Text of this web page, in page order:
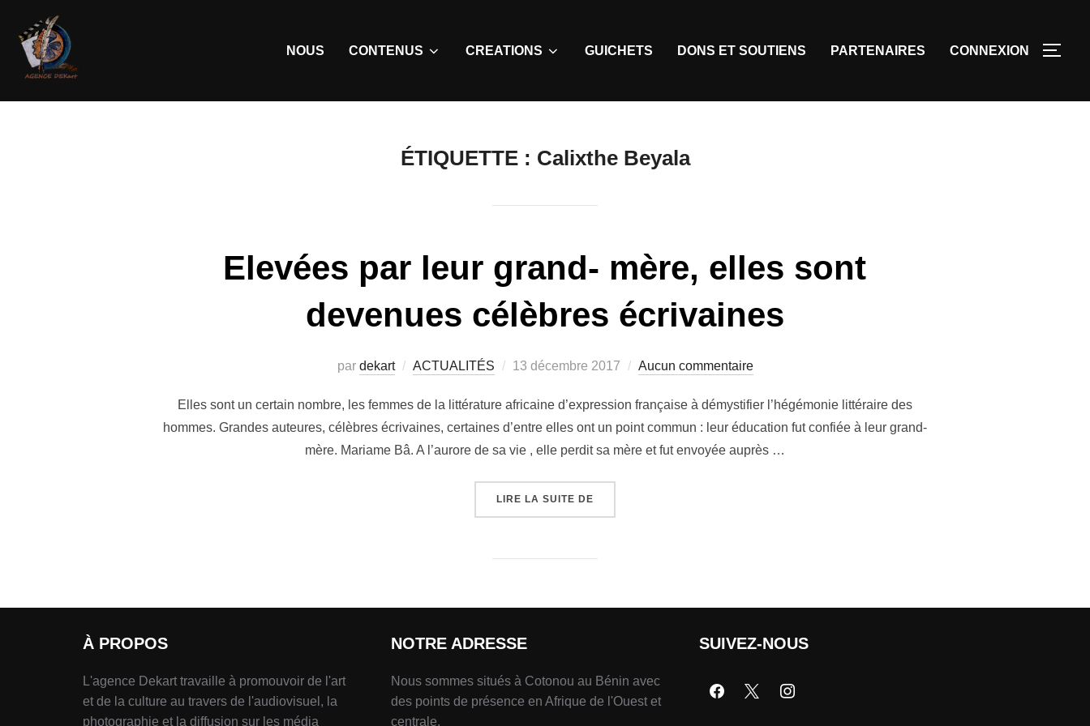
NOUS CONTENUS CREATIONS GUICHETS DONS ET SOUTIENS PARTENAIRES CONNEXION
ÉTIQUETTE : Calixthe Beyala
Elevées par leur grand- mère, elles sont
devenues célèbres écrivaines
par dekart ACTUALITÉS 13 décembre 2017 Aucun commentaire
Elles sont un certain nombre, les femmes de la littérature africaine d’expression française à démystifier l’hégémonie littéraire des
hommes. Grandes auteures, célèbres écrivaines, certaines d’entre elles ont un point commun : leur éducation fut confiée à leur grand-
mère. Mariame Bâ. A l’aurore de sa vie , elle perdit sa mère et fut envoyée auprès …
LIRE LA SUITE DE
À PROPOS
L'agence Dekart travaille à promouvoir de l'art
et de la culture au travers de l'audiovisuel, la
photographie et la diffusion sur les média
NOTRE ADRESSE
Nous sommes situés à Cotonou au Bénin avec
des points de présence en Afrique de l'Ouest et
centrale.
SUIVEZ-NOUS